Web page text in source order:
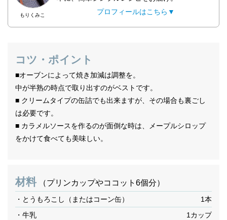
もりくみこ
プロフィールはこちら▼
コツ・ポイント
■オーブンによって焼き加減は調整を。
中が半熟の時点で取り出すのがベストです。
■ クリームタイプの缶詰でも出来ますが、その場合も裏ごし
は必要です。
■ カラメルソースを作るのが面倒な時は、メープルシロップ
をかけて食べても美味しい。
材料 （プリンカップやココット6個分）
・とうもろこし（またはコーン缶）
1本
・牛乳
1カップ